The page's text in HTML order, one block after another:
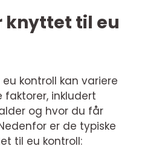
knyttet til eu
kontroll kan variere
inkludert
og hvor du får
er de typiske
til eu kontroll: